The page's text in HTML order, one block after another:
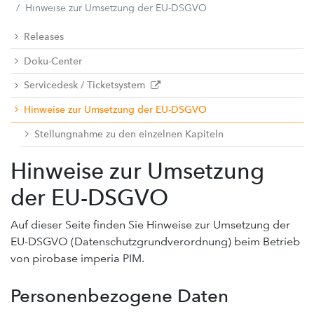
Hinweise zur Umsetzung der EU-DSGVO
Releases
Doku-Center
Servicedesk / Ticketsystem
Hinweise zur Umsetzung der EU-DSGVO
Stellungnahme zu den einzelnen Kapiteln
Hinweise zur Umsetzung
der EU-DSGVO
Auf dieser Seite finden Sie Hinweise zur Umsetzung der
EU-DSGVO (Datenschutzgrundverordnung) beim Betrieb
von pirobase imperia PIM.
Personenbezogene Daten